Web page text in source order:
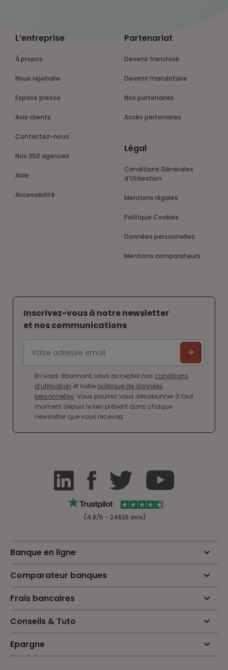
L’entreprise
À propos
Nous rejoindre
Espace presse
Avis clients
Contactez-nous
Nos 350 agences
Aide
Accessibilité
Partenariat
Devenir franchisé
Devenir mandataire
Nos partenaires
Accès partenaires
Légal
Conditions Générales
d'Utilisation
Mentions légales
Politique Cookies
Données personnelles
Mentions comparateurs
Inscrivez-vous à notre newsletter
et nos communications
En vous abonnant, vous acceptez nos conditions
d’utilisation et notre politique de données
personnelles. Vous pourrez vous désabonner à tout
moment depuis le lien présent dans chaque
newsletter que vous recevrez.
(4.8/5 - 24838 avis)
Banque en ligne
Comparateur banques
Frais bancaires
Conseils & Tuto
Epargne